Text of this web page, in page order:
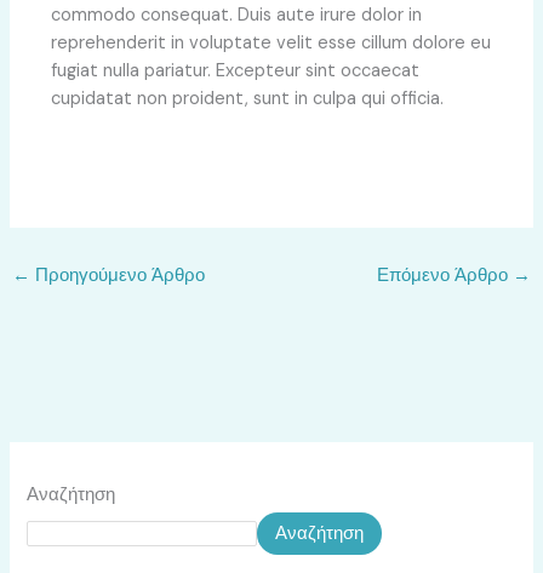
commodo consequat. Duis aute irure dolor in
reprehenderit in voluptate velit esse cillum dolore eu
fugiat nulla pariatur. Excepteur sint occaecat
cupidatat non proident, sunt in culpa qui officia.
← Προηγούμενο Άρθρο Επόμενο Άρθρο →
Αναζήτηση
Αναζήτηση